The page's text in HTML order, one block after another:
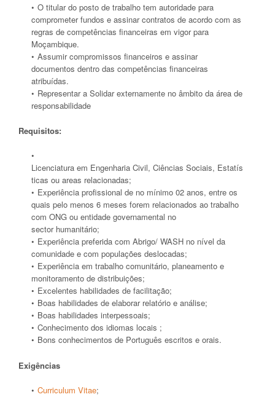
O titular do posto de trabalho tem autoridade para
comprometer fundos e assinar contratos de acordo com as
regras de competências financeiras em vigor para
Moçambique.
Assumir compromissos financeiros e assinar
documentos dentro das competências financeiras
atribuídas.
Representar a Solidar externamente no âmbito da área de
responsabilidade
Requisitos:
Licenciatura em Engenharia Civil, Ciências Sociais, Estatís
ticas ou areas relacionadas;
Experiência profissional de no mínimo 02 anos, entre os
quais pelo menos 6 meses forem relacionados ao trabalho
com ONG ou entidade governamental no
sector humanitário;
Experiência preferida com Abrigo/ WASH no nível da
comunidade e com populações deslocadas;
Experiência em trabalho comunitário, planeamento e
monitoramento de distribuições;
Excelentes habilidades de facilitação;
Boas habilidades de elaborar relatório e análise;
Boas habilidades interpessoais;
Conhecimento dos idiomas locais ;
Bons conhecimentos de Português escritos e orais.
Exigências
Curriculum Vitae;